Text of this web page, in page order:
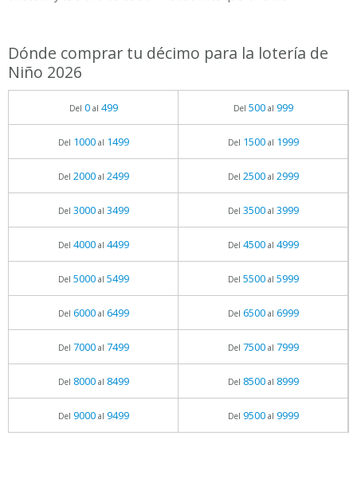
Dónde comprar tu décimo para la lotería de
Niño 2026
Del 0al 499 Del 500al 999
Del 1000al 1499 Del 1500al 1999
Del 2000al 2499 Del 2500al 2999
Del 3000al 3499 Del 3500al 3999
Del 4000al 4499 Del 4500al 4999
Del 5000al 5499 Del 5500al 5999
Del 6000al 6499 Del 6500al 6999
Del 7000al 7499 Del 7500al 7999
Del 8000al 8499 Del 8500al 8999
Del 9000al 9499 Del 9500al 9999